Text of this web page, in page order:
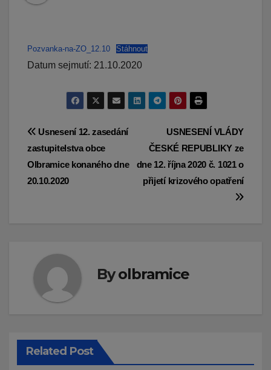
Pozvanka-na-ZO_12.10 Stáhnout
Datum sejmutí: 21.10.2020
Navigace
pro
příspěvek
USNESENÍ VLÁDY
ČESKÉ REPUBLIKY ze
dne 12. října 2020 č. 1021 o
přijetí krizového opatření
Usnesení 12. zasedání
zastupitelstva obce
Olbramice konaného dne
20.10.2020
Byolbramice
Related Post